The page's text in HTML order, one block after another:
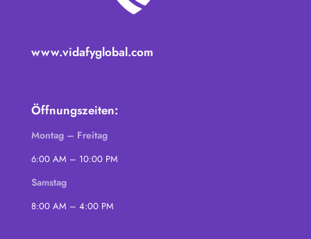
www.vidafyglobal.com
Öffnungszeiten:
Montag – Freitag
6:00 AM – 10:00 PM
Samstag
8:00 AM – 4:00 PM